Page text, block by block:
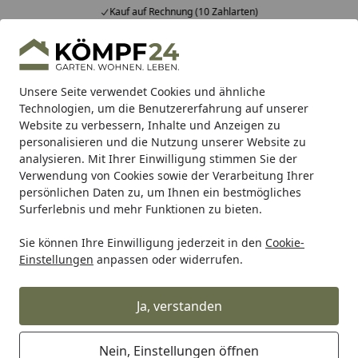
Unsere Seite verwendet Cookies und ähnliche
Technologien, um die Benutzererfahrung auf unserer
Website zu verbessern, Inhalte und Anzeigen zu
personalisieren und die Nutzung unserer Website zu
analysieren. Mit Ihrer Einwilligung stimmen Sie der
Verwendung von Cookies sowie der Verarbeitung Ihrer
persönlichen Daten zu, um Ihnen ein bestmögliches
Surferlebnis und mehr Funktionen zu bieten.
Sie können Ihre Einwilligung jederzeit in den Cookie-
Einstellungen anpassen oder widerrufen.
Ja, verstanden
Nein, Einstellungen öffnen
Kauf auf Rechnung (10 Zahlarten)
Alle Produkte
Mein Konto
Suchen
Startseite
Vizio Vorfensterarmatur Wasserhahn Vorfenster
Wasserhahn Vorfenster
Küchenarmatur, Umklappbar 4,5
CM, mit 360° schwenkbarem L-
Auslauf, Verchromt